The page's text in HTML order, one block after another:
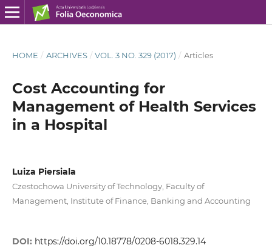
HOME / ARCHIVES / VOL. 3 NO. 329 (2017) / Articles
Cost Accounting for
Management of Health Services
in a Hospital
Luiza Piersiala
Czestochowa University of Technology, Faculty of
Management, Institute of Finance, Banking and Accounting
DOI: https://doi.org/10.18778/0208-6018.329.14